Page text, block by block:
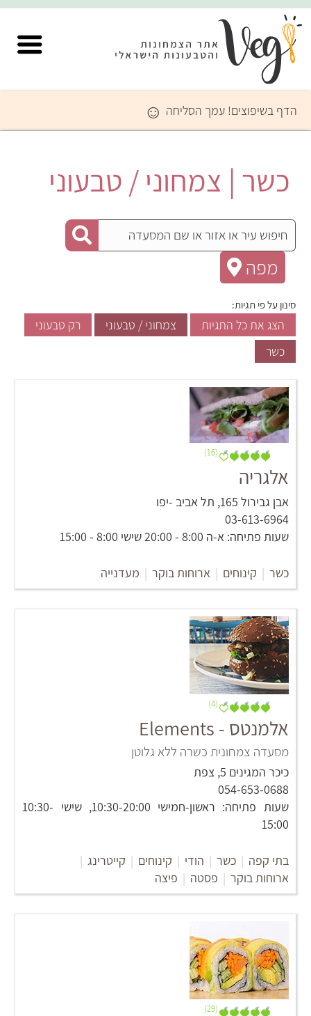
הדף בשיפוצים! עמך הסליחה ☺
כשר | צמחוני / טבעוני
מפה
סינון על פי תגיות:
הצג את כל התגיות צמחוני / טבעוני
רק טבעוני
כשר
(16)
אלגריה
אבן גבירול 165, תל אביב -יפו
03-613-6964
שעות פתיחה: א-ה 8:00 - 20:00 שישי 8:00 - 15:00
כשר | קינוחים | ארוחות בוקר | מעדנייה
(4)
אלמנטס - Elements
מסעדה צמחונית כשרה ללא גלוטן
כיכר המגינים 5, צפת
054-653-0688
שעות פתיחה: ראשון-חמישי 10:30-20:00, שישי 10:30-
15:00
בתי קפה | כשר | הודי | קינוחים | קייטרינג |
ארוחות בוקר | פסטה | פיצה
(29)